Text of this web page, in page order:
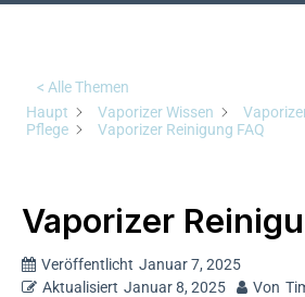
< Alle Themen
Haupt
Vaporizer Wissen
Pflege
Vaporizer Reinigung FAQ
Vaporizer
Veröffentlicht Januar 7, 2025
Aktualisiert Januar 8, 2025 Von